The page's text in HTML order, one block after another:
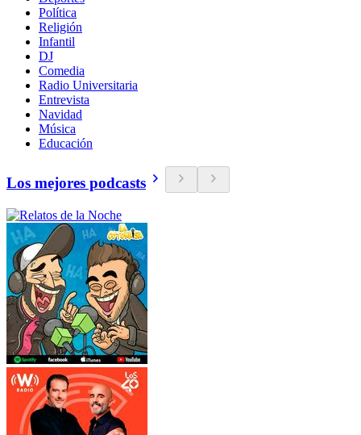
Política
Religión
Infantil
DJ
Comedia
Radio Universitaria
Entrevista
Navidad
Música
Educación
Los mejores podcasts